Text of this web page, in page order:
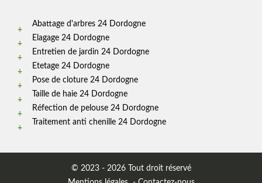
Abattage d'arbres 24 Dordogne
Elagage 24 Dordogne
Entretien de jardin 24 Dordogne
Etetage 24 Dordogne
Pose de cloture 24 Dordogne
Taille de haie 24 Dordogne
Réfection de pelouse 24 Dordogne
Traitement anti chenille 24 Dordogne
© 2023 - 2026 Tout droit réservé